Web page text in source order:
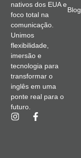
nativos dos EUA e
foco total na
comunicação.
Unimos
flexibilidade,
imersão e
tecnologia para
transformar o
inglês em uma
ponte real para o
futuro.
Blog